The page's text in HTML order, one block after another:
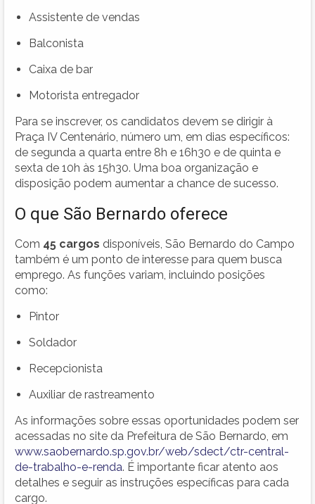
Assistente de vendas
Balconista
Caixa de bar
Motorista entregador
Para se inscrever, os candidatos devem se dirigir à
Praça IV Centenário, número um, em dias específicos:
de segunda a quarta entre 8h e 16h30 e de quinta e
sexta de 10h às 15h30. Uma boa organização e
disposição podem aumentar a chance de sucesso.
O que São Bernardo oferece
Com 45 cargos disponíveis, São Bernardo do Campo
também é um ponto de interesse para quem busca
emprego. As funções variam, incluindo posições
como:
Pintor
Soldador
Recepcionista
Auxiliar de rastreamento
As informações sobre essas oportunidades podem ser
acessadas no site da Prefeitura de São Bernardo, em
www.saobernardo.sp.gov.br/web/sdect/ctr-central-
de-trabalho-e-renda. É importante ficar atento aos
detalhes e seguir as instruções específicas para cada
cargo.